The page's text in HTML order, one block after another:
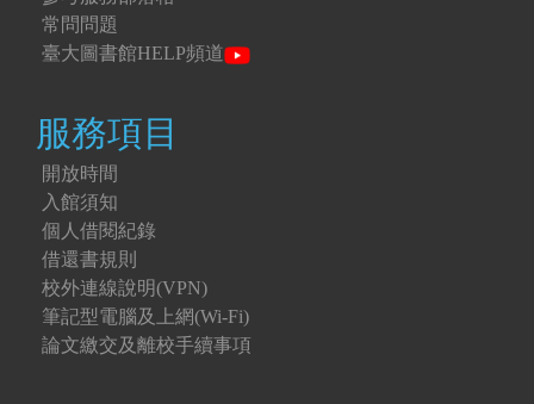
常問問題
臺大圖書館HELP頻道
服務項目
開放時間
入館須知
個人借閱紀錄
借還書規則
校外連線說明(VPN)
筆記型電腦及上網(Wi-Fi)
論文繳交及離校手續事項